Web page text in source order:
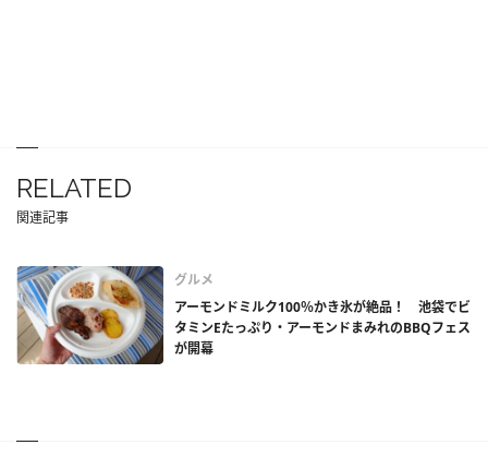
RELATED
関連記事
グルメ
アーモンドミルク100％かき氷が絶品！ 池袋でビ
タミンEたっぷり・アーモンドまみれのBBQフェス
が開幕